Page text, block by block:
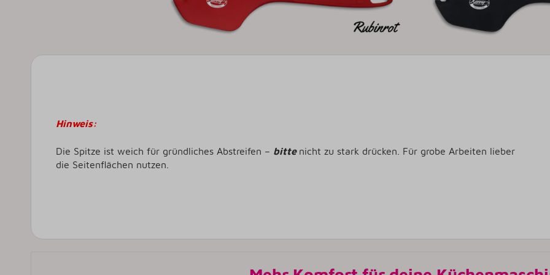
Hinweis:
Die Spitze ist weich für gründliches Abstreifen – bitte nicht zu stark drücken. Für grobe Arbeiten lieber
die Seitenflächen nutzen.